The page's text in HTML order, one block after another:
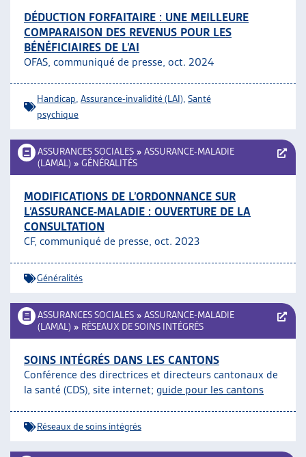
DÉDUCTION FORFAITAIRE : UNE MEILLEURE
COMPARAISON DES REVENUS POUR LES
BÉNÉFICIAIRES DE L’AI
OFAS, communiqué de presse, oct. 2024
Handicap Assurance-invalidité (LAI) Santé
psychique
ASSURANCES SOCIALES » ASSURANCE-MALADIE
(LAMAL) » GÉNÉRALITÉS
MODIFICATIONS DE L’ORDONNANCE SUR
L’ASSURANCE-MALADIE : OUVERTURE DE LA
CONSULTATION
CF, communiqué de presse, oct. 2023
Généralités
ASSURANCES SOCIALES » ASSURANCE-MALADIE
(LAMAL) » RÉSEAUX DE SOINS INTÉGRÉS
SOINS INTÉGRÉS DANS LES CANTONS
Conférence des directrices et directeurs cantonaux de
la santé (CDS), site internet; guide pour les cantons
Réseaux de soins intégrés